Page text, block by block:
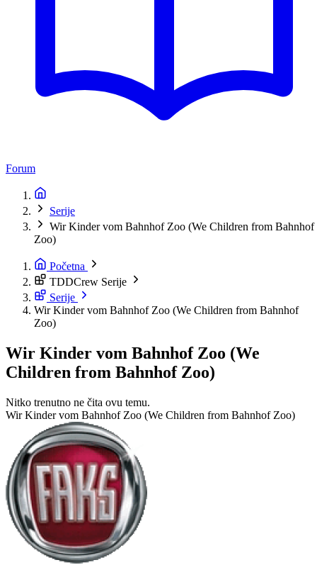
Forum
Serije
Wir Kinder vom Bahnhof Zoo (We Children from Bahnhof
Zoo)
Početna
TDDCrew Serije
Serije
Wir Kinder vom Bahnhof Zoo (We Children from Bahnhof
Zoo)
Wir Kinder vom Bahnhof Zoo (We
Children from Bahnhof Zoo)
Nitko trenutno ne čita ovu temu.
Wir Kinder vom Bahnhof Zoo (We Children from Bahnhof Zoo)